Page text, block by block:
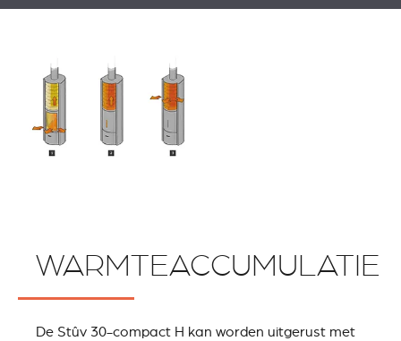
WARMTEACCUMULATIE
De Stûv 30-compact H kan worden uitgerust met